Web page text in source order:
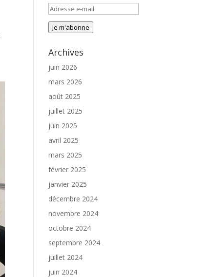
Adresse
e-
mail
Je m'abonne
Archives
juin 2026
mars 2026
août 2025
juillet 2025
juin 2025
avril 2025
mars 2025
février 2025
janvier 2025
décembre 2024
novembre 2024
octobre 2024
septembre 2024
juillet 2024
juin 2024